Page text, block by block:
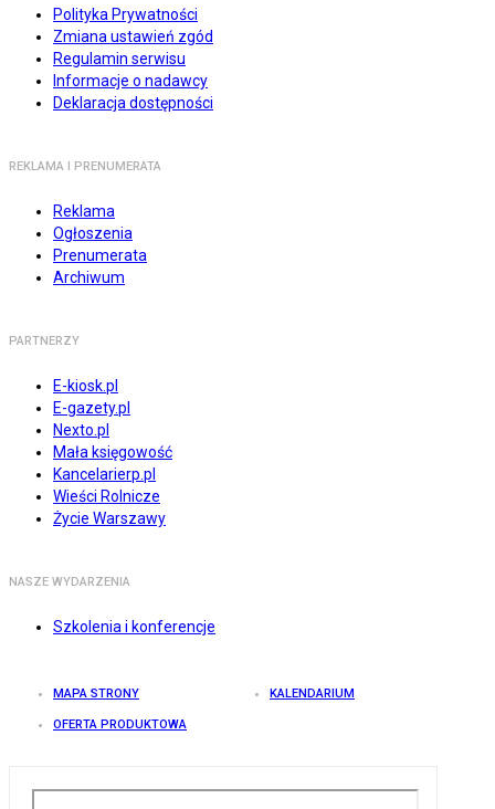
Polityka Prywatności
Zmiana ustawień zgód
Regulamin serwisu
Informacje o nadawcy
Deklaracja dostępności
REKLAMA I PRENUMERATA
Reklama
Ogłoszenia
Prenumerata
Archiwum
PARTNERZY
E-kiosk.pl
E-gazety.pl
Nexto.pl
Mała księgowość
Kancelarierp.pl
Wieści Rolnicze
Życie Warszawy
NASZE WYDARZENIA
Szkolenia i konferencje
MAPA STRONY KALENDARIUM
OFERTA PRODUKTOWA